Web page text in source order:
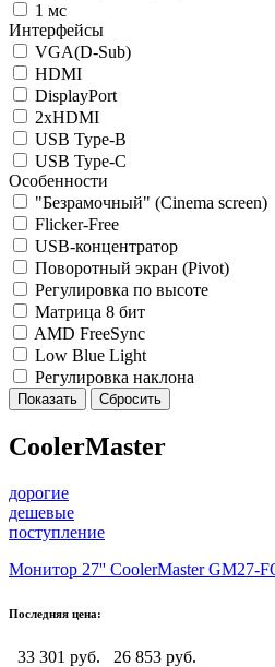
1 мс
Интерфейсы
VGA(D-Sub)
HDMI
DisplayPort
2xHDMI
USB Type-B
USB Type-C
Особенности
"Безрамочный" (Сinema screen)
Flicker-Free
USB-концентратор
Поворотный экран (Pivot)
Регулировка по высоте
Матрица 8 бит
AMD FreeSync
Low Blue Light
Регулировка наклона
CoolerMaster
дорогие
дешевые
поступление
Монитор 27'' CoolerMaster GM27-
Последняя цена:
33 301 руб.
26 853 руб.